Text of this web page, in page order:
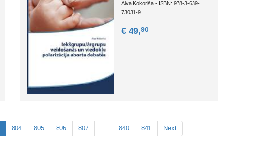
Aiva Kokoriša - ISBN: 978-3-639-
73031-9
€ 49,90
804 805 806 807 … 840 841 Next